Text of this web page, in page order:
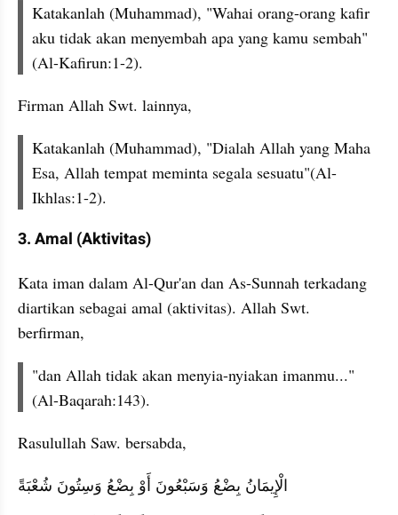
Katakanlah (Muhammad), "Wahai orang-orang kafir
aku tidak akan menyembah apa yang kamu sembah"
(Al-Kafirun:1-2).
Firman Allah Swt. lainnya,
Katakanlah (Muhammad), "Dialah Allah yang Maha
Esa, Allah tempat meminta segala sesuatu"(Al-
Ikhlas:1-2).
3. Amal (Aktivitas)
Kata iman dalam Al-Qur'an dan As-Sunnah terkadang
diartikan sebagai amal (aktivitas). Allah Swt.
berfirman,
"dan Allah tidak akan menyia-nyiakan imanmu..."
(Al-Baqarah:143).
Rasulullah Saw. bersabda,
الْإِيمَانُ بِضْعُ وَسَبْعُونَ أَوْ بِضْعُ وَسِتُونَ شُعْبَةً